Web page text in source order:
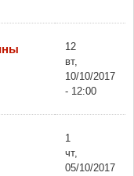
12
вт,
10/10/2017
- 12:00
1
чт,
05/10/2017